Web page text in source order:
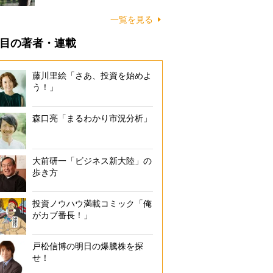
一覧を見る
の著者・連載
藤川里絵「さあ、投資を始めよ
う！」
森口亮「まるわかり市況分析」
大前研一「ビジネス新大陸」の
歩き方
投資ノウハウ満載コミック「俺
がカブ番長！」
戸松信博の明日の爆騰株を探
せ！